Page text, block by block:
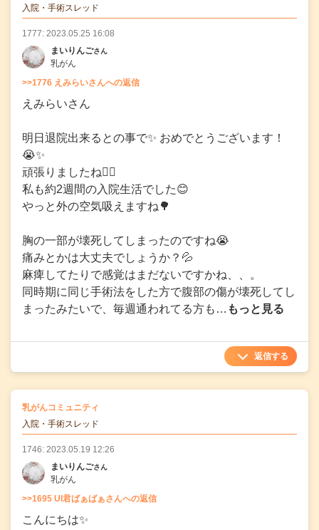
入院・手術スレッド
1777: 2023.05.25 16:08
まいりんごさん
乳がん
>>1776 えみらいさんへの返信
えみらいさん
明日退院出来るとの事で✨ おめでとうございます！
😭✨
頑張りましたね✊🏻
私も約2週間の入院生活でした😊
やっと外の空気吸えますね🌳
胸の一部が壊死してしまったのですね😭
痛みとかは大丈夫でしょうか？💦
麻痺してたりで感覚はまだないですかね、、。
同時期に同じ手術法をした方で腹部の傷が壊死してし
まったみたいで、毎週通われてる方も… もっと見る
返信する
乳がんコミュニティ
入院・手術スレッド
1746: 2023.05.19 12:26
まいりんごさん
乳がん
>>1695 UI君ばぁばぁさんへの返信
こんにちは✨